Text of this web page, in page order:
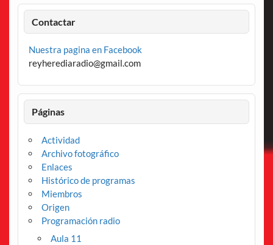
Contactar
Nuestra pagina en Facebook
reyherediaradio@gmail.com
Páginas
Actividad
Archivo fotográfico
Enlaces
Histórico de programas
Miembros
Origen
Programación radio
Aula 11